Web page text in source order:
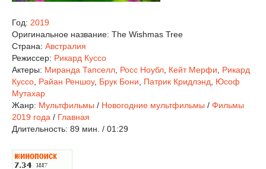
Год: 2019
Оригинальное название: The Wishmas Tree
Страна: Австралия
Режиссер: Рикард Куссо
Актеры: Миранда Тапселл Росс Ноубл Кейт Мерфи
Рикард
Куссо Райан Реншоу, Брук Бони Патрик Кридлэнд
Юсоф
Мутахар
Жанр: Мультфильмы / Новогодние мультфильмы / Фильмы
2019 года / Главная
Длительность: 89 мин. / 01:29